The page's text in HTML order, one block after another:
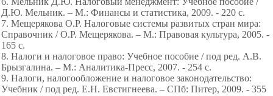
Д.Ю. Мельник. – М.: Финансы и статистика, 2009. - 220 с.
7. Мещерякова О.Р. Налоговые системы развитых стран мира:
Справочник / О.Р. Мещерякова. – М.: Правовая культура, 2005. -
165 с.
8. Налоги и налоговое право: Учебное пособие / под ред. А.В.
Брызгалина. – М.: Аналитика-Пресс, 2007. - 254 с.
9. Налоги, налогообложение и налоговое законодательство:
Учебник / под ред. Е.Н. Евстигнеева. – СПб: Питер, 2009. - 355